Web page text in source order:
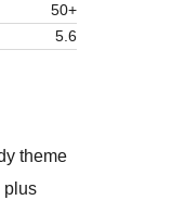
50+
5.6
theme
plus